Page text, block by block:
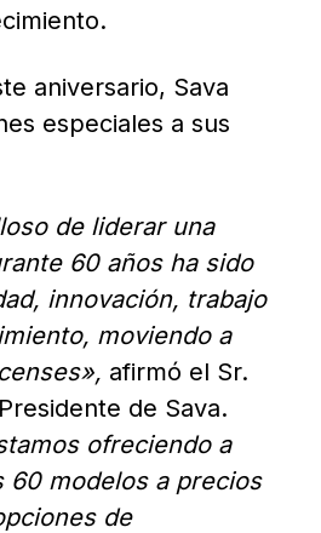
aniversario, Sava
especiales a sus
de liderar una
60 años ha sido
innovación, trabajo
moviendo a
afirmó el Sr.
de Sava.
ofreciendo a
60 modelos a precios
de